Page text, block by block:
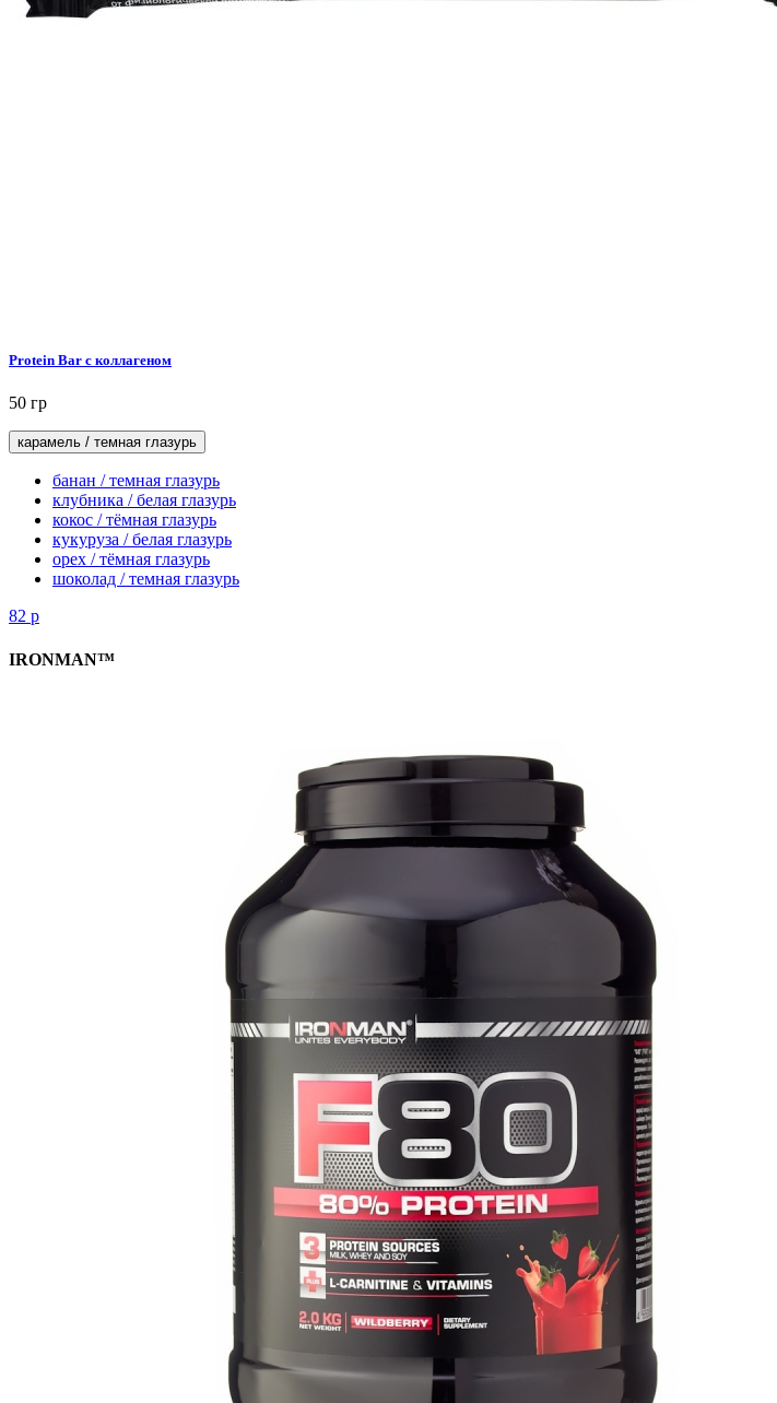
Protein Bar с коллагеном
50 гр
карамель / темная глазурь
банан / темная глазурь
клубника / белая глазурь
кокос / тёмная глазурь
кукуруза / белая глазурь
орех / тёмная глазурь
шоколад / темная глазурь
82 р
IRONMAN™